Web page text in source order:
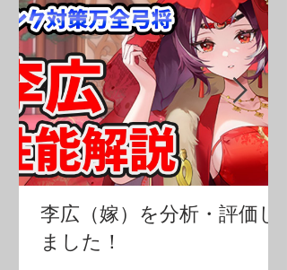
李広（嫁）を分析・評価し
ました！